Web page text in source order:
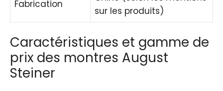
Fabrication
sur les produits)
Caractéristiques et gamme de
prix des montres August
Steiner